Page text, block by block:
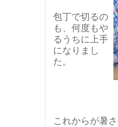
包丁で切るの
も、何度もや
るうちに上手
になりまし
た。
これからが暑